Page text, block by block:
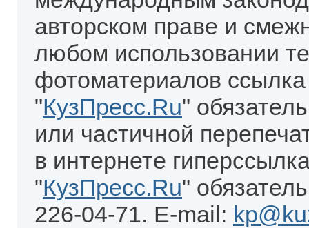
авторском праве и
любом использовании
фотоматериалов
"КузПресс.Ru"
или частичной
в интернете
"КузПресс.Ru"
226-04-71. E-mail: